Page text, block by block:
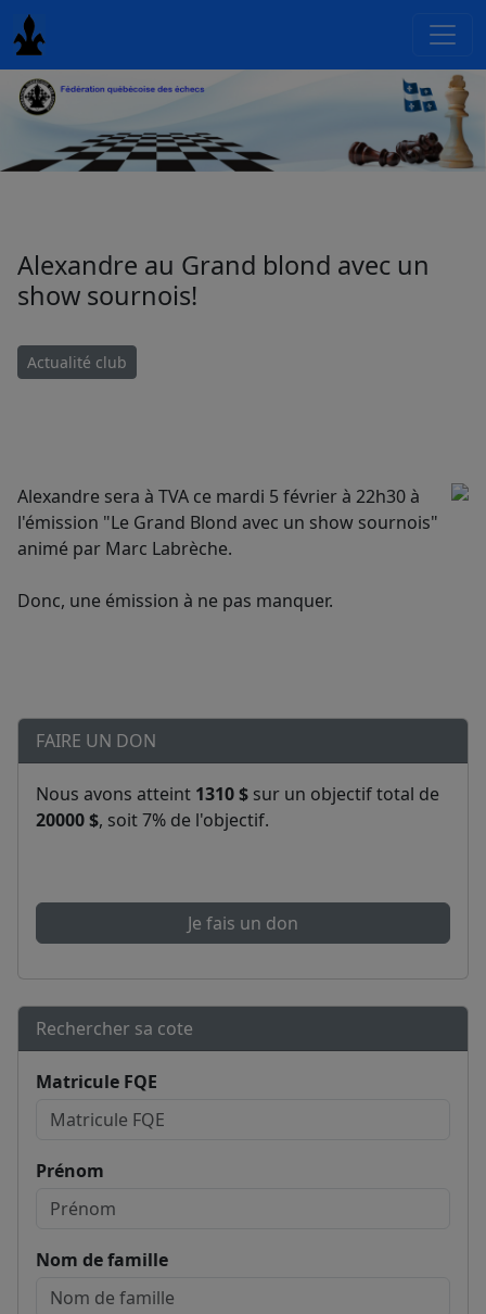
Alexandre au Grand blond avec un
show sournois!
Actualité club
Alexandre sera à TVA ce mardi 5 février à 22h30 à
l'émission "Le Grand Blond avec un show sournois"
animé par Marc Labrèche.
Donc, une émission à ne pas manquer.
FAIRE UN DON
Nous avons atteint 1310 $ sur un objectif total de
20000 $, soit 7% de l'objectif.
Je fais un don
Rechercher sa cote
Matricule FQE
Prénom
Nom de famille